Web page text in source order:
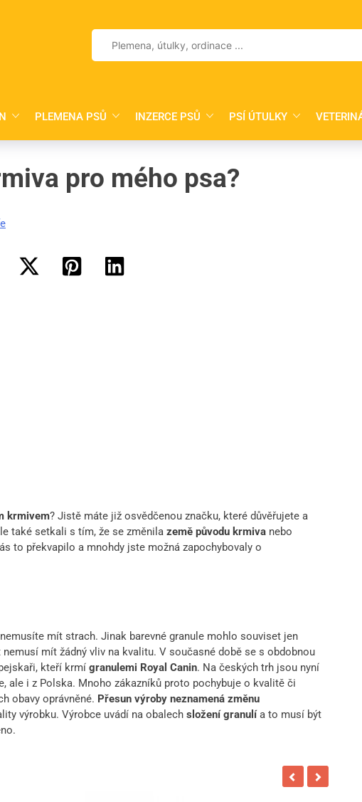
Vyhledávání
PLEMENA PSŮ INZERCE PSŮ PSÍ ÚTULKY
pro mého psa?
krmivem? Jistě máte již osvědčenou značku, které důvěřujete a
také setkali s tím, že se změnila země původu krmiva nebo
to překvapilo a mnohdy jste možná zapochybovaly o
nemusíte mít strach. Jinak barevné granule mohlo souviset jen
mít žádný vliv na kvalitu. V současné době se s obdobnou
kteří krmí granulemi Royal Canin. Na českých trh jsou nyní
ale i z Polska. Mnoho zákazníků proto pochybuje o kvalitě či
obavy oprávněné. Přesun výroby neznamená změnu
výrobku. Výrobce uvádí na obalech složení granulía to musí být